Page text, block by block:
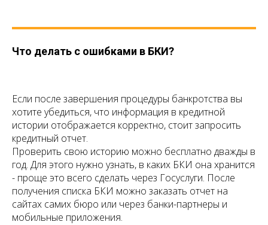
Что делать с ошибками в БКИ?
Если после завершения процедуры банкротства вы
хотите убедиться, что информация в кредитной
истории отображается корректно, стоит запросить
кредитный отчет.
Проверить свою историю можно бесплатно дважды в
год. Для этого нужно узнать, в каких БКИ она хранится
- проще это всего сделать через Госуслуги. После
получения списка БКИ можно заказать отчет на
сайтах самих бюро или через банки-партнеры и
мобильные приложения.